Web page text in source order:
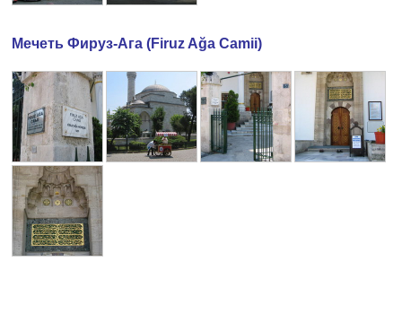
Мечеть Фируз-Ага (Firuz Ağa Camii)